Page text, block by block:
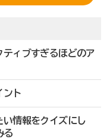
ィブすぎるほどのア
ント
情報をクイズにし
る